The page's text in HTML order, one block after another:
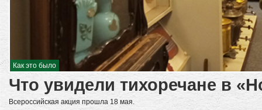
Как это было
Что увидели тихоречане в
Всероссийская акция прошла 18 мая.